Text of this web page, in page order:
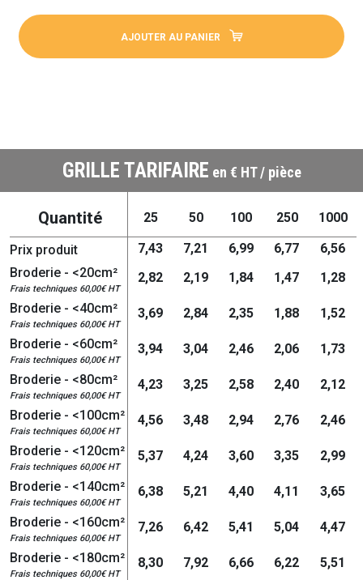
AJOUTER AU PANIER
GRILLE TARIFAIRE en € HT / pièce
Quantité 25 50 100 250 1000
Prix produit 7,43 7,21 6,99 6,77
6,56
Broderie - <20cm²
Frais techniques 60,00€ HT
2,82 2,19 1,84 1,47
1,28
Broderie - <40cm²
Frais techniques 60,00€ HT
3,69 2,84 2,35 1,88
1,52
Broderie - <60cm²
Frais techniques 60,00€ HT
3,94 3,04 2,46 2,06
1,73
Broderie - <80cm²
Frais techniques 60,00€ HT
4,23 3,25 2,58 2,40
2,12
Broderie - <100cm²
Frais techniques 60,00€ HT
4,56 3,48 2,94 2,76
2,46
Broderie - <120cm²
Frais techniques 60,00€ HT
5,37 4,24 3,60 3,35
2,99
Broderie - <140cm²
Frais techniques 60,00€ HT
6,38 5,21 4,40 4,11
3,65
Broderie - <160cm²
Frais techniques 60,00€ HT
7,26 6,42 5,41 5,04
4,47
Broderie - <180cm²
Frais techniques 60,00€ HT
8,30 7,92 6,66 6,22
5,51